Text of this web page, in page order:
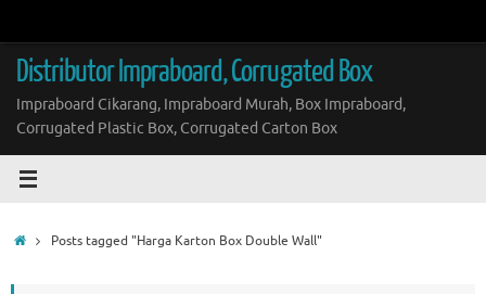
content
Distributor Impraboard, Corrugated Box
Impraboard Cikarang, Impraboard Murah, Box Impraboard,
Corrugated Plastic Box, Corrugated Carton Box
HomePosts tagged "Harga Karton Box Double Wall"